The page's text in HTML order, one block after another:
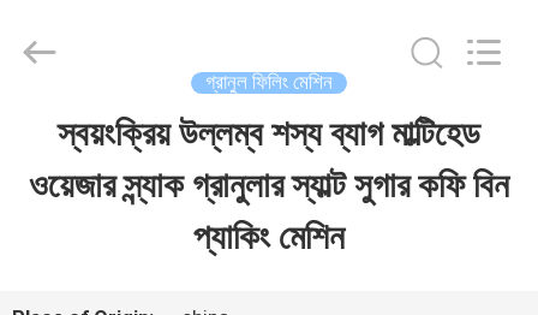
EQUIPMENT
গ্রানুল ফিলিং মেশিন
স্বয়ংক্রিয় উল্লম্ব শস্য ব্যাগ মাল্টিহেড
ওয়েজার স্ন্যাক গ্রানুলার স্যাল্ট সুগার কফি বিন
প্যাকিং মেশিন